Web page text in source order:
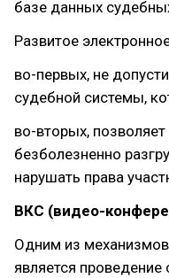
базе данных
Развитое
во-первых, не
судебной системы,
во-вторых,
безболезненно
нарушать права
ВКС (видео-
Одним из
является